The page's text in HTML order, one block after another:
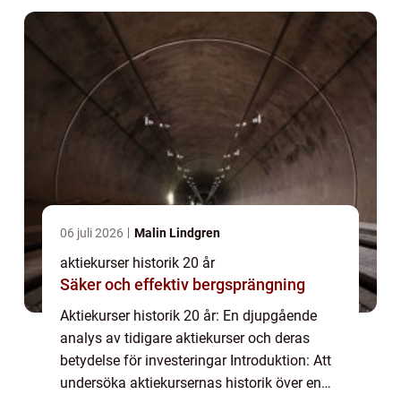
06 juli 2026 Malin Lindgren
aktiekurser historik 20 år
Säker och effektiv bergsprängning
Aktiekurser historik 20 år: En djupgående
analys av tidigare aktiekurser och deras
betydelse för investeringar Introduktion: Att
undersöka aktiekursernas historik över en